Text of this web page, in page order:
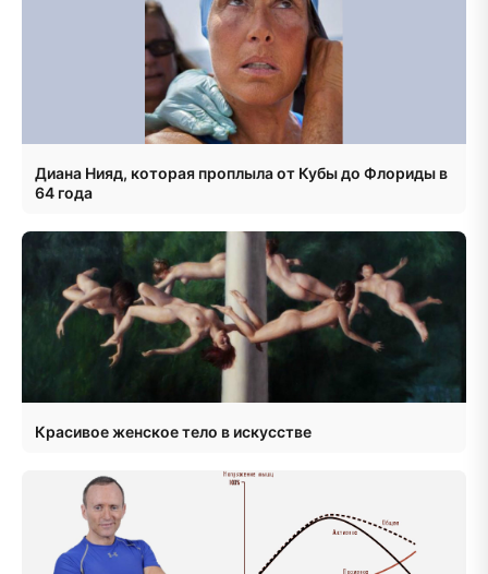
Диана Нияд, которая проплыла от Кубы до Флориды в
64 года
Красивое женское тело в искусстве